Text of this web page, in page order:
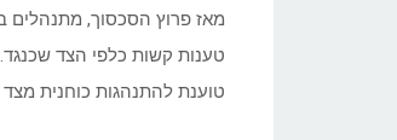
מאז פרוץ הסכסוך, מתנהלים
טענות קשות כלפי הצד
טוענת להתנהגות כוחנית מצד